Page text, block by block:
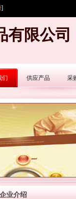
]
有限公司
们 供应产品 采
企业介绍